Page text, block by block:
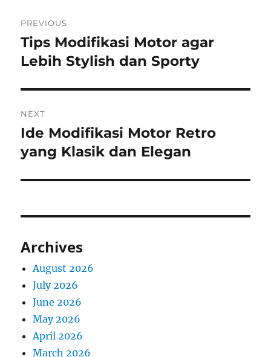
navigation
PREVIOUS
Previous
post:
Tips Modifikasi Motor agar
Lebih Stylish dan Sporty
NEXT
Next
post:
Ide Modifikasi Motor Retro
yang Klasik dan Elegan
Archives
August 2026
July 2026
June 2026
May 2026
April 2026
March 2026